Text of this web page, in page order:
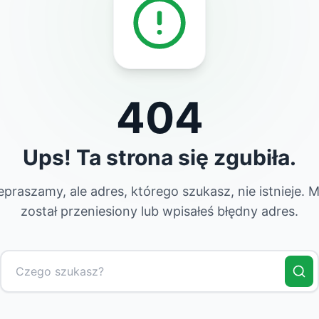
404
Ups! Ta strona się zgubiła.
ale adres, którego szukasz, nie istnieje.
został przeniesiony lub wpisałeś błędny adres.